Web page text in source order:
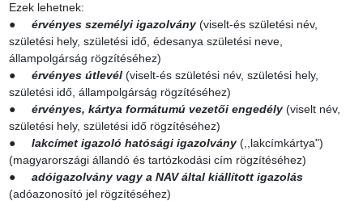
Ezek lehetnek:
● érvényes személyi igazolvány(viselt-és születési név,
születési hely, születési idő, édesanya születési neve,
állampolgárság rögzítéséhez)
● érvényes útlevél(viselt-és születési név, születési hely,
születési idő, állampolgárság rögzítéséhez)
● érvényes, kártya formátumú vezetői engedély(viselt név,
születési hely, születési idő rögzítéséhez)
● lakcímet igazoló hatósági igazolvány(,,lakcímkártya")
(magyarországi állandó és tartózkodási cím rögzítéséhez)
● adóigazolvány vagy a NAV által kiállított igazolás
(adóazonosító jel rögzítéséhez)